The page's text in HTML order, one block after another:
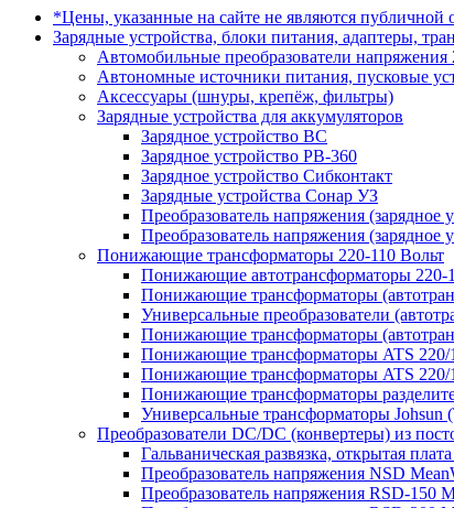
*Цены, указанные на сайте не являются
Зарядные устройства, блоки питания, адаптеры,
Автомобильные преобразователи напряжения
Автономные источники питания, пусковые
Аксессуары (шнуры, крепёж, фильтры)
Зарядные устройства для аккумуляторов
Зарядное устройство BC
Зарядное устройство PB-360
Зарядное устройство Сибконтакт
Зарядные устройства Сонар УЗ
Преобразователь напряжения (зарядное
Преобразователь напряжения (зарядное
Понижающие трансформаторы 220-110 Вольт
Понижающие автотрансформаторы 220-
Понижающие трансформаторы
Универсальные преобразователи
Понижающие трансформаторы
Понижающие трансформаторы ATS 220/
Понижающие трансформаторы ATS 220/
Понижающие трансформаторы
Универсальные трансформаторы Johsun
Преобразователи DC/DC (конвертеры) из
Гальваническая развязка, открытая
Преобразователь напряжения NSD
Преобразователь напряжения RSD-150